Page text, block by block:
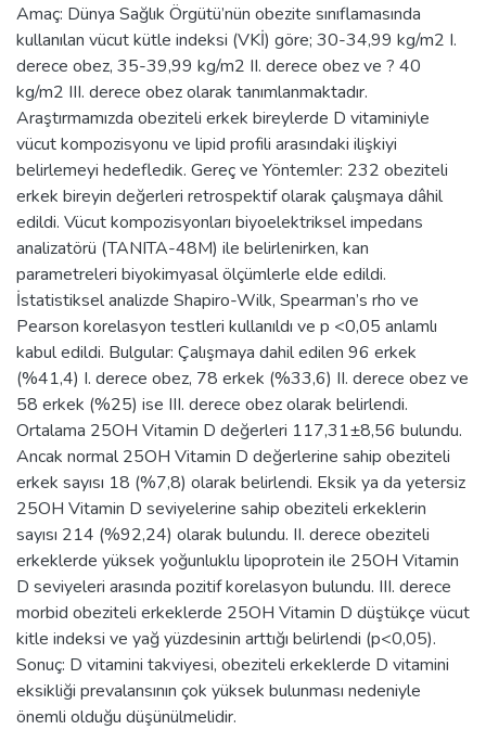
Amaç: Dünya Sağlık Örgütü’nün obezite sınıflamasında
kullanılan vücut kütle indeksi (VKİ) göre; 30-34,99 kg/m2 I.
derece obez, 35-39,99 kg/m2 II. derece obez ve ? 40
kg/m2 III. derece obez olarak tanımlanmaktadır.
Araştırmamızda obeziteli erkek bireylerde D vitaminiyle
vücut kompozisyonu ve lipid profili arasındaki ilişkiyi
belirlemeyi hedefledik. Gereç ve Yöntemler: 232 obeziteli
erkek bireyin değerleri retrospektif olarak çalışmaya dâhil
edildi. Vücut kompozisyonları biyoelektriksel impedans
analizatörü (TANITA-48M) ile belirlenirken, kan
parametreleri biyokimyasal ölçümlerle elde edildi.
İstatistiksel analizde Shapiro-Wilk, Spearman’s rho ve
Pearson korelasyon testleri kullanıldı ve p <0,05 anlamlı
kabul edildi. Bulgular: Çalışmaya dahil edilen 96 erkek
(%41,4) I. derece obez, 78 erkek (%33,6) II. derece obez ve
58 erkek (%25) ise III. derece obez olarak belirlendi.
Ortalama 25OH Vitamin D değerleri 117,31±8,56 bulundu.
Ancak normal 25OH Vitamin D değerlerine sahip obeziteli
erkek sayısı 18 (%7,8) olarak belirlendi. Eksik ya da yetersiz
25OH Vitamin D seviyelerine sahip obeziteli erkeklerin
sayısı 214 (%92,24) olarak bulundu. II. derece obeziteli
erkeklerde yüksek yoğunluklu lipoprotein ile 25OH Vitamin
D seviyeleri arasında pozitif korelasyon bulundu. III. derece
morbid obeziteli erkeklerde 25OH Vitamin D düştükçe vücut
kitle indeksi ve yağ yüzdesinin arttığı belirlendi (p<0,05).
Sonuç: D vitamini takviyesi, obeziteli erkeklerde D vitamini
eksikliği prevalansının çok yüksek bulunması nedeniyle
önemli olduğu düşünülmelidir.